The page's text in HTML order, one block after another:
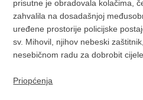
prisutne je obradovala kolačima,
zahvalila na dosadašnjoj
uređene prostorije policijske
sv. Mihovil, njihov nebeski
nesebičnom radu za dobrobit
Priopćenja